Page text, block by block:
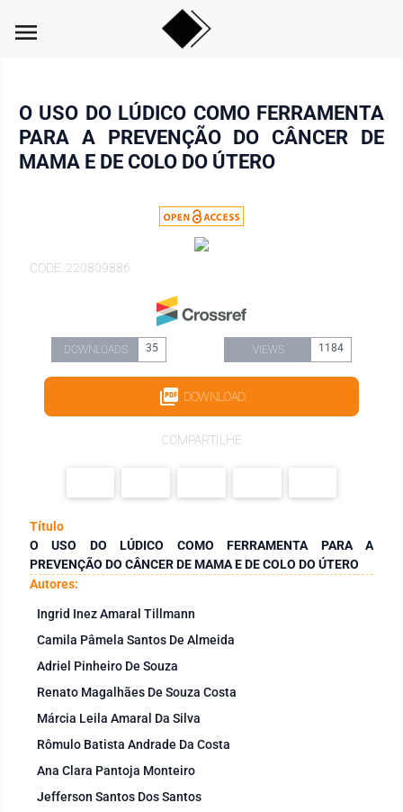
menu
O USO DO LÚDICO COMO FERRAMENTA
PARA A PREVENÇÃO DO CÂNCER DE
MAMA E DE COLO DO ÚTERO
CODE: 220809886
DOWNLOADS 35 VIEWS 1184
DOWNLOAD
COMPARTILHE
Título
O USO DO LÚDICO COMO FERRAMENTA PARA A
PREVENÇÃO DO CÂNCER DE MAMA E DE COLO DO ÚTERO
Autores:
Ingrid Inez Amaral Tillmann
Camila Pâmela Santos De Almeida
Adriel Pinheiro De Souza
Renato Magalhães De Souza Costa
Márcia Leila Amaral Da Silva
Rômulo Batista Andrade Da Costa
Ana Clara Pantoja Monteiro
Jefferson Santos Dos Santos